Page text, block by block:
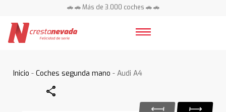
🚗 🚗 Más de 3.000 coches 🚗 🚗
Inicio -Coches segunda mano - Audi A4
Share